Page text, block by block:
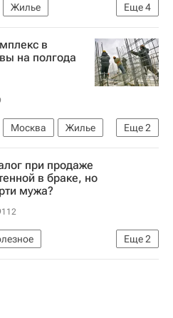
Еще4
Жилье
Следствие
в
на полгода
Еще2
Москва
Жилье
при продаже
в браке, но
мужа?
Еще2
Полезное